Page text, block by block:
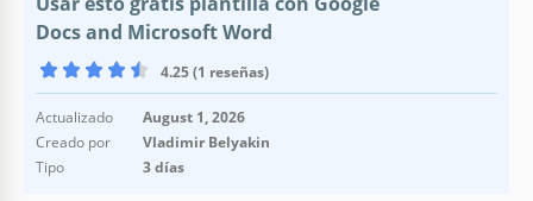
Docs and Microsoft Word
4.25 (1 reseñas)
Actualizado
August 1, 2026
Creado por
Vladimir Belyakin
Tipo
3 días